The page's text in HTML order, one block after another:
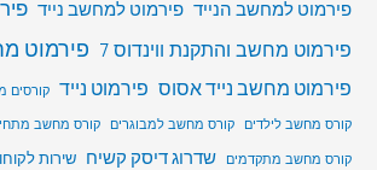
פירמוט למחשב הנייד פירמוט למחשב נייד
פירמוט מחשב והתקנת ווינדוס 7
פירמוט
פירמוט מחשב נייד אסוס פירמוט נייד קורסים
קורס מחשב לילדים
קורס מחשב למבוגרים
קורס מחשב
קורס מחשב מתקדמים
שדרוג דיסק קשיח שירות